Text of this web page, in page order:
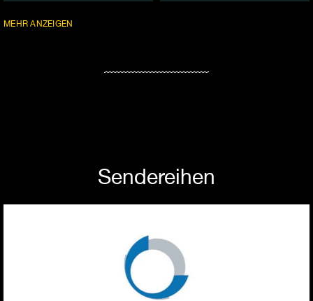
MEHRFOLGEN
ANZEIGEN
Sendereihen